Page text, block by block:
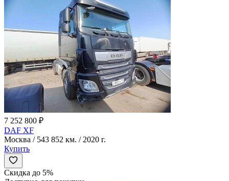
7 252 800 ₽
DAF XF
Москва / 543 852 км. / 2020 г.
Купить
Скидка до 5%